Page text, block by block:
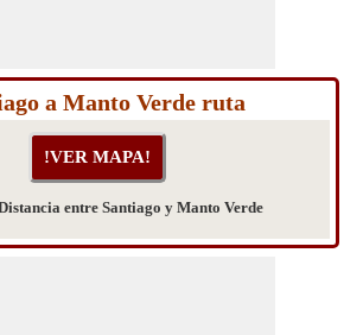
a Manto Verde ruta
entre Santiago y Manto Verde